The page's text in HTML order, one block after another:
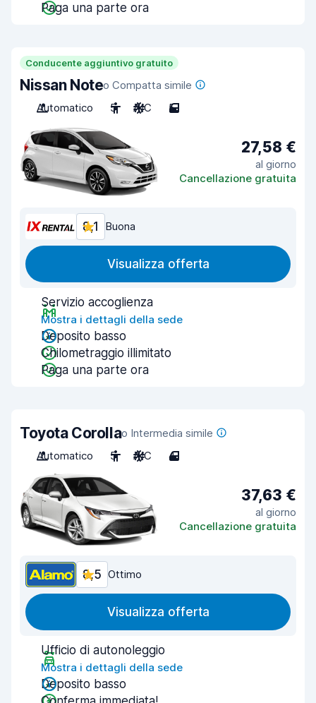
Paga una parte ora
Conducente aggiuntivo gratuito
Nissan Noteo Compatta simile
Automatico
5 A/C 5
27,58 €
al giorno
Cancellazione gratuita
8,1 Buona
Visualizza offerta
Servizio accoglienza
Mostra i dettagli della sede
Deposito basso
Chilometraggio illimitato
Paga una parte ora
Toyota Corollao Intermedia simile
Automatico
5 A/C 4
37,63 €
al giorno
Cancellazione gratuita
8,5 Ottimo
Visualizza offerta
Ufficio di autonoleggio
Mostra i dettagli della sede
Deposito basso